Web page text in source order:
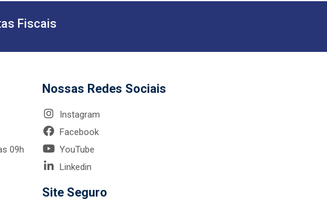
Fiscais
09h
Nossas Redes Sociais
Instagram
Facebook
YouTube
Linkedin
Site Seguro